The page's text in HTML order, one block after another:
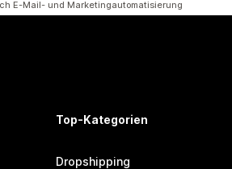
E-Mail- und Marketingautomatisierung
Top-Kategorien
Dropshipping